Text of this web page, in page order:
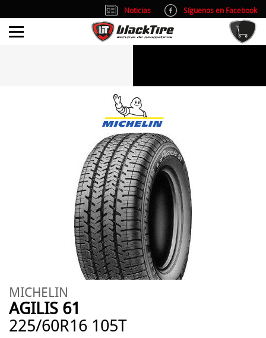
MICHELIN
AGILIS 61
225/60R16 105T
Noticias
Síguenos en Facebook
info@blacktire.es
Atención al cliente: L/V 9:00-14:00 y 15:00-19:00